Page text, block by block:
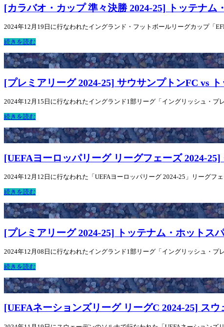
[カラバオ・カップ 準々決勝 2024-25] トッテナ
2024年12月19日に行なわれたイングランド・フットボールリーグカップ「
続きを読む
[プレミアリーグ 2024-25] サウサンプトンFC vs
2024年12月15日に行なわれたイングランド1部リーグ「イングリッシュ・
続きを読む
[UEFAヨーロッパリーグ リーグフェーズ 2024-
2024年12月12日に行なわれた「UEFAヨーロッパリーグ 2024-25」リーグ
続きを読む
[プレミアリーグ 2024-25] トッテナム・ホットス
2024年12月08日に行なわれたイングランド1部リーグ「イングリッシュ・
続きを読む
[UEFAネーションズリーグ リーグC 2024-25] ス